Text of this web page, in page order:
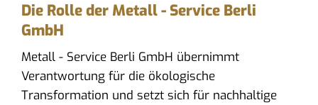
Die Rolle der Metall - Service Berli
GmbH
Metall - Service Berli GmbH übernimmt
Verantwortung für die ökologische
Transformation und setzt sich für nachhaltige